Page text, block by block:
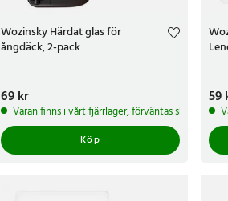
Wozinsky Härdat glas för
ångdäck, 2-pack
Pris:69 kr
69 kr
Varan finns i vårt fjärrlager, förväntas skickas
Köp
Pris
59